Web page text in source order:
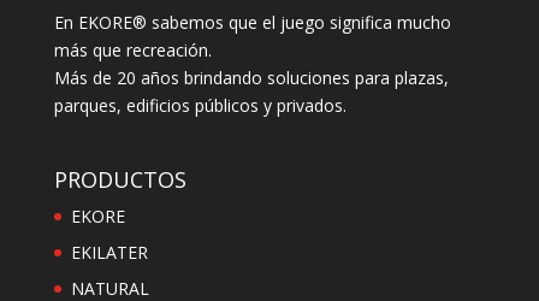
En EKORE® sabemos que el juego significa mucho
más que recreación.
Más de 20 años brindando soluciones para plazas,
parques, edificios públicos y privados.
PRODUCTOS
EKORE
EKILATER
NATURAL